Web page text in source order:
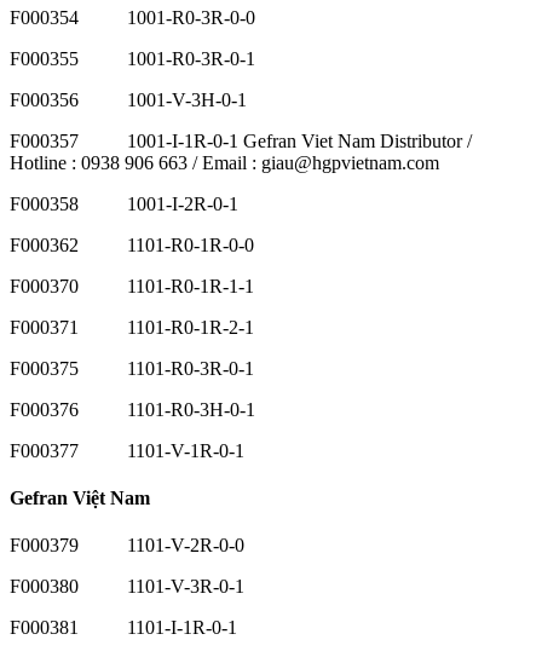
F000354 1001-R0-3R-0-0
F000355 1001-R0-3R-0-1
F000356 1001-V-3H-0-1
F000357 1001-I-1R-0-1 Gefran Viet Nam Distributor /
Hotline : 0938 906 663 / Email : giau@hgpvietnam.com
F000358 1001-I-2R-0-1
F000362 1101-R0-1R-0-0
F000370 1101-R0-1R-1-1
F000371 1101-R0-1R-2-1
F000375 1101-R0-3R-0-1
F000376 1101-R0-3H-0-1
F000377 1101-V-1R-0-1
Gefran Việt Nam
F000379 1101-V-2R-0-0
F000380 1101-V-3R-0-1
F000381 1101-I-1R-0-1